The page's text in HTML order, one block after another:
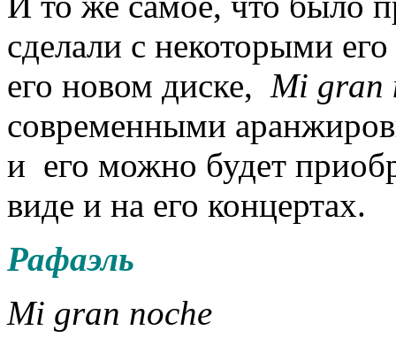
сделали с некоторыми
его новом диске, Mi gran
современными
и его можно будет
виде и на его концертах.
Рафаэль
Mi gran noche